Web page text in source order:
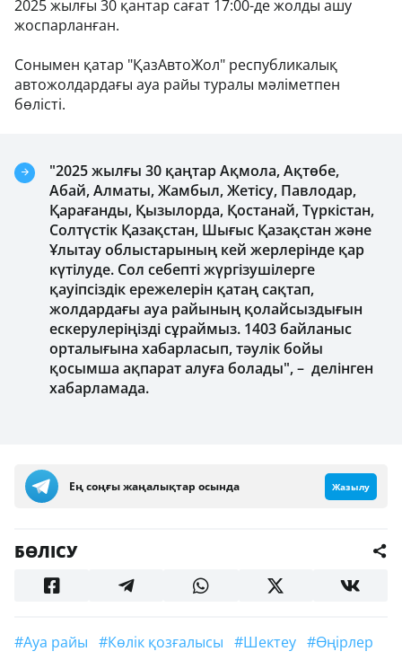
2025 жылғы 30 қантар сағат 17:00-де жолды ашу
жоспарланған.
Сонымен қатар "ҚазАвтоЖол" республикалық
автожолдардағы ауа райы туралы мәліметпен
бөлісті.
"2025 жылғы 30 қаңтар Ақмола, Ақтөбе,
Абай, Алматы, Жамбыл, Жетісу, Павлодар,
Қарағанды, Қызылорда, Қостанай, Түркістан,
Солтүстік Қазақстан, Шығыс Қазақстан және
Ұлытау облыстарының кей жерлерінде қар
күтілуде. Сол себепті жүргізушілерге
қауіпсіздік ережелерін қатаң сақтап,
жолдардағы ауа райының қолайсыздығын
ескерулеріңізді сұраймыз. 1403 байланыс
орталығына хабарласып, тәулік бойы
қосымша ақпарат алуға болады", – делінген
хабарламада.
Ең соңғы жаңалықтар осында Жазылу
БӨЛІСУ
#ауа райы #көлік қозғалысы #Шектеу #өңірлер